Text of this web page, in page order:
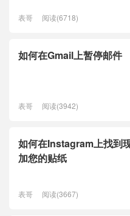
表哥 阅读(6718)
如何在Gmail上暂停邮件
表哥 阅读(3942)
如何在Instagram上找到
加您的贴纸
表哥 阅读(3667)